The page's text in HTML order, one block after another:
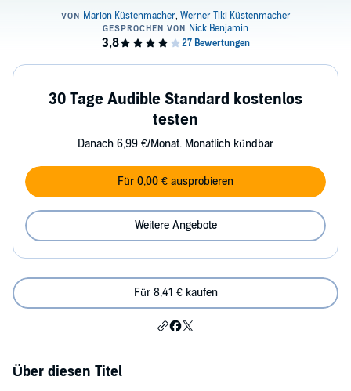
30 Tage Audible Standard kostenlos
testen
Danach 6,99 €/Monat. Monatlich kündbar
Für 0,00 € ausprobieren
Weitere Angebote
Für 8,41 € kaufen
Über diesen Titel